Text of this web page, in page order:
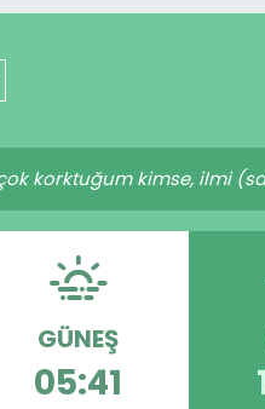
korktuğum kimse, ilmi
GÜNEŞ
05:41